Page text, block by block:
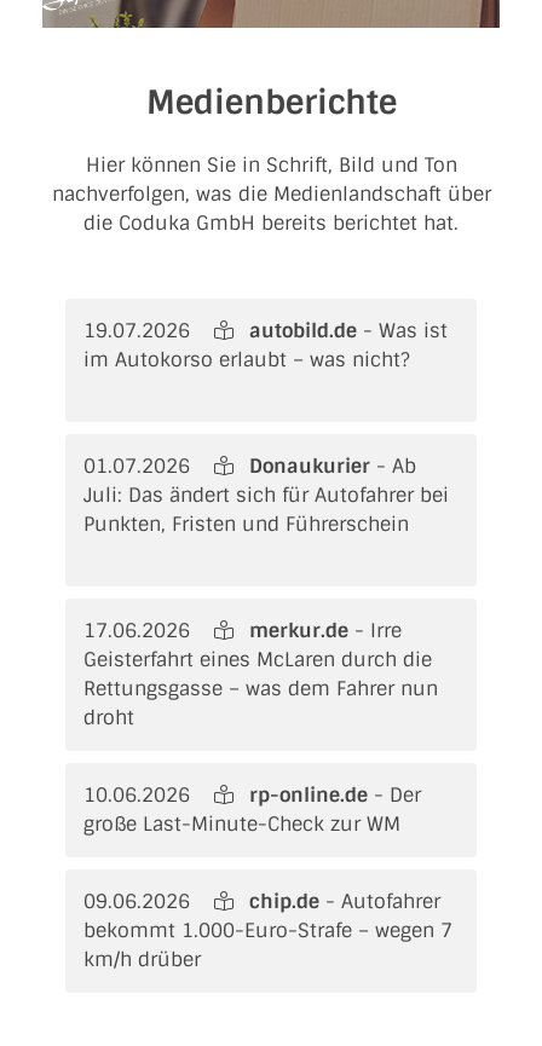
Medienberichte
Hier können Sie in Schrift, Bild und Ton
nachverfolgen, was die Medienlandschaft über
die Coduka GmbH bereits berichtet hat.
19.07.2026 autobild.de - Was ist
im Autokorso erlaubt – was nicht?
01.07.2026 Donaukurier - Ab
Juli: Das ändert sich für Autofahrer bei
Punkten, Fristen und Führerschein
17.06.2026 merkur.de - Irre
Geisterfahrt eines McLaren durch die
Rettungsgasse – was dem Fahrer nun
droht
10.06.2026 rp-online.de - Der
große Last-Minute-Check zur WM
09.06.2026 chip.de - Autofahrer
bekommt 1.000-Euro-Strafe – wegen 7
km/h drüber